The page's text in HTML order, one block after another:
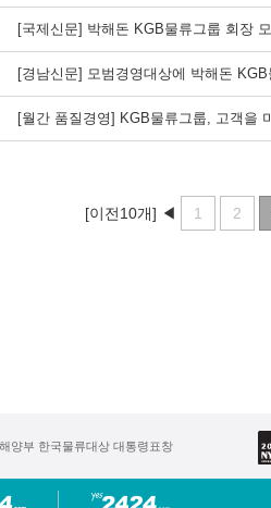
[국제신문] 박해돈 KGB물류그룹 회장
[경남신문] 모범경영대상에 박해돈
[월간 품질경영] KGB물류그룹, 고객을
[이전10개] ◀ 1 2
양부 한국물류대상 대통령표창